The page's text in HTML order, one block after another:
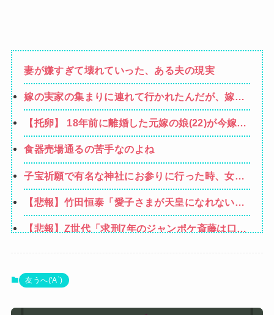
妻が嫌すぎて壊れていった、ある夫の現実
嫁の実家の集まりに連れて行かれたんだが、嫁が
仲介してくれるでもなく親戚の輪にポツン。誰か
らも挨拶されず紹介もされずひたすら無視された
【托卵】 18年前に離婚した元嫁の娘(22)が今嫁に
凸！余命宣告された元嫁の嘘を信じる娘に「真
実」を隠し続ける俺へ、スレ民から大ブーイング
の嵐ｗｗ
食器売場通るの苦手なのよね
子宝祈願で有名な神社にお参りに行った時、女の
子が生まれるという赤い石を持ち帰ったら男の子
を出産。しばらくしてお礼も兼ねて石を返しに行
こうと思って石を見ると…
【悲報】竹田恒泰「愛子さまが天皇になれないの
はSnow Manに女がいないのと同じ」X民「養子
案はSnow Manに竹田恒泰が入るようなもの」
【悲報】Z世代「求刑7年のジャンポケ斎藤は口封
【画像】井口裕香(36)、タンクトップがはち切れ
ワイの職場の後輩女子、かわいくていい匂いする
可愛すぎるおむすび屋さん（28）、新店舗に4000
友うへ('A`)